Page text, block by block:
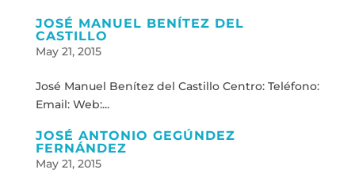
JOSÉ MANUEL BENÍTEZ DEL
CASTILLO
May 21, 2015
José Manuel Benítez del Castillo Centro: Teléfono:
Email: Web:...
JOSÉ ANTONIO GEGÚNDEZ
FERNÁNDEZ
May 21, 2015